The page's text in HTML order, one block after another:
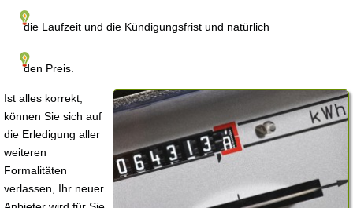
die Laufzeit und die Kündigungsfrist und natürlich
den Preis.
Ist alles korrekt,
können Sie sich auf
die Erledigung aller
weiteren
Formalitäten
verlassen, Ihr neuer